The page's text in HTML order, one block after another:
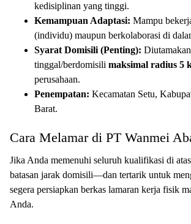
kedisiplinan yang tinggi.
Kemampuan Adaptasi: Mampu
(individu) maupun berkolaborasi di
Syarat Domisili (Penting):
tinggal/berdomisili maksimal radius 5
perusahaan.
Penempatan: Kecamatan Setu,
Barat.
Cara Melamar di PT Wanmei
Jika Anda memenuhi seluruh kualifikasi di
batasan jarak domisili—dan tertarik untuk
segera persiapkan berkas lamaran kerja fisik
Anda.